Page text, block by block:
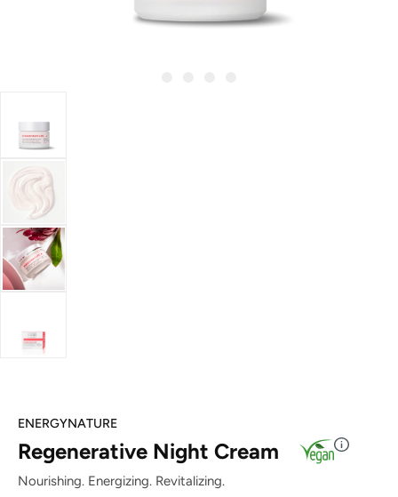
ENERGYNATURE
Regenerative Night Cream
Nourishing. Energizing. Revitalizing.